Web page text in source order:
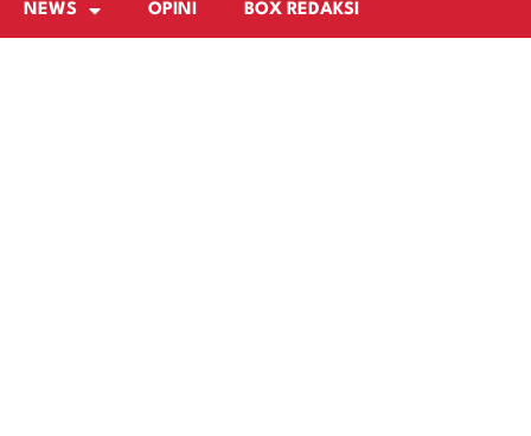
NEWS OPINI BOX REDAKSI